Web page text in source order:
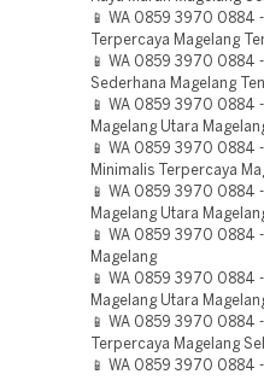
📱 WA 0859 3970 0884
Terpercaya Magelang
📱 WA 0859 3970 0884
Sederhana Magelang
📱 WA 0859 3970 0884
Magelang Utara
📱 WA 0859 3970 0884
Minimalis Terpercaya
📱 WA 0859 3970 0884
Magelang Utara
📱 WA 0859 3970 0884
Magelang
📱 WA 0859 3970 0884
Magelang Utara
📱 WA 0859 3970 0884
Terpercaya Magelang
📱 WA 0859 3970 0884